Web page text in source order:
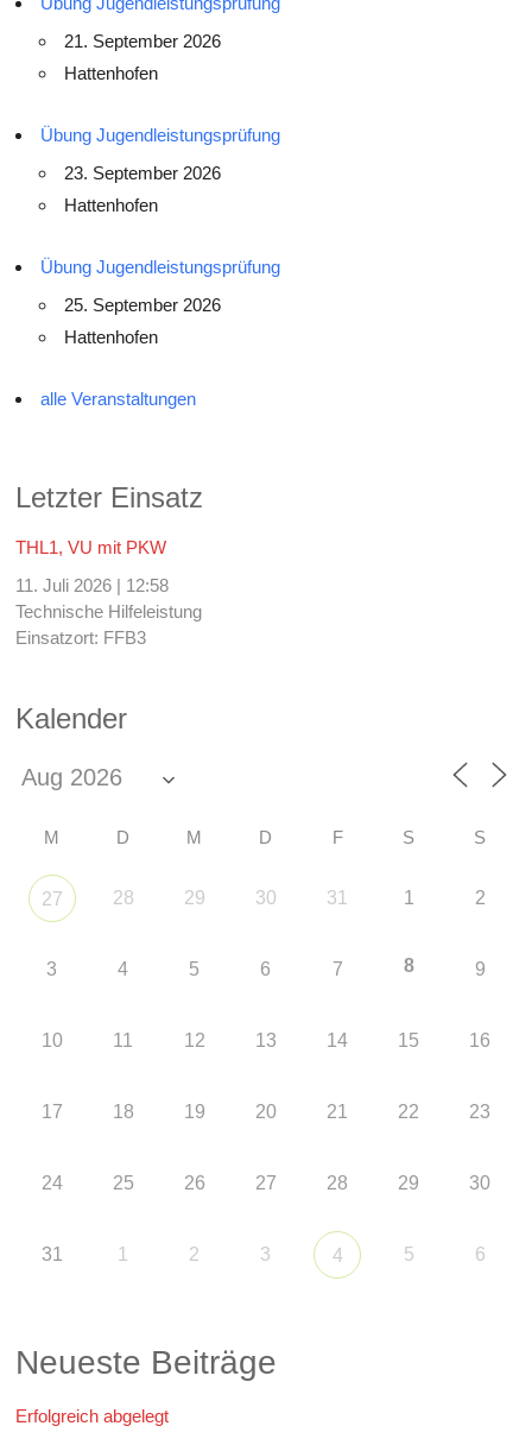
21. September 2026
Hattenhofen
Übung Jugendleistungsprüfung
23. September 2026
Hattenhofen
Übung Jugendleistungsprüfung
25. September 2026
Hattenhofen
alle Veranstaltungen
Letzter Einsatz
THL1, VU mit PKW
11. Juli 2026 | 12:58
Technische Hilfeleistung
Einsatzort: FFB3
Kalender
M D M D F S S
27 28 29 30 31 1 2
3 4 5 6 7 8 9
10 11 12 13 14 15 16
17 18 19 20 21 22 23
24 25 26 27 28 29 30
31 1 2 3 4 5 6
Neueste Beiträge
Erfolgreich abgelegt